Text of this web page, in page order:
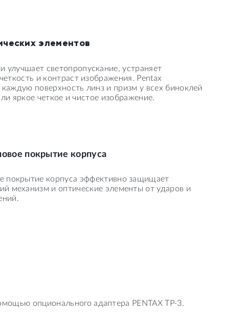
элементов
светопропускание, устраняет
и контраст изображения. Pentax
поверхность линз и призм у всех биноклей
яркое четкое и чистое изображение.
покрытие корпуса
покрытие корпуса эффективно защищает
механизм и оптические элементы от ударов и
опционального адаптера PENTAX TP-3.